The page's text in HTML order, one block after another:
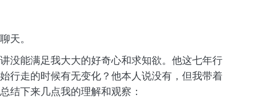
天。
没能满足我大大的好奇心和求知欲。他这七年行
行走的时候有无变化？他本人说没有，但我带着
结下来几点我的理解和观察：